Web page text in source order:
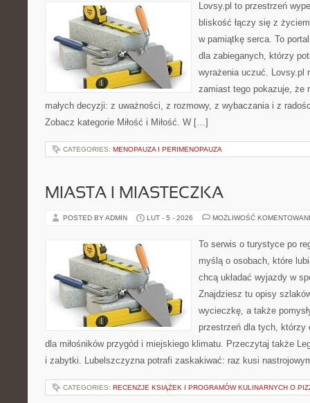
Lovsy.pl to przestrzeń
bliskość łączy się z
w pamiątkę serca. To
dla zabieganych, którzy
wyrażenia uczuć. Lovsy.pl
zamiast tego pokazuje, że
małych decyzji: z uważności, z rozmowy, z wybaczania i z
Zobacz kategorie Miłość i Miłość. W […]
CATEGORIES: MENOPAUZA I PERIMENOPAUZA
MIASTA I MIASTECZKA
POSTED BY ADMIN LUT - 5 - 2026 MOŻLIWOŚĆ
To serwis o turystyce po
myślą o osobach, które
chcą układać wyjazdy w
Znajdziesz tu opisy
wycieczkę, a także
przestrzeń dla tych, którzy
dla miłośników przygód i miejskiego klimatu. Przeczytaj także
i zabytki. Lubelszczyzna potrafi zaskakiwać: raz kusi
CATEGORIES: RECENZJE KSIĄŻEK I PROGRAMÓW KULINARNYCH O